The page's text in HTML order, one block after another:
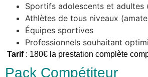
Sportifs adolescents et adultes
Athlètes de tous niveaux
Équipes sportives
Professionnels souhaitant
Tarif: 180€ la prestation complète
Pack Compétiteur